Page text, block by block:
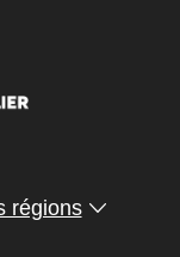
régions